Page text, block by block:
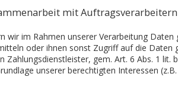
mit
wir im Rahmen unserer Verarbeitung
oder ihnen sonst Zugriff auf die Daten
Zahlungsdienstleister, gem. Art. 6 Abs. 1 lit.
unserer berechtigten Interessen